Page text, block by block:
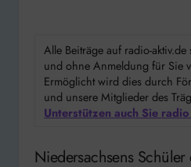
Alle Beiträge auf radio-
und ohne Anmeldung für Sie
Ermöglicht wird dies durch
und unsere Mitglieder des
Unterstützen auch Sie
Niedersachsens Schüler erhalten nun doch